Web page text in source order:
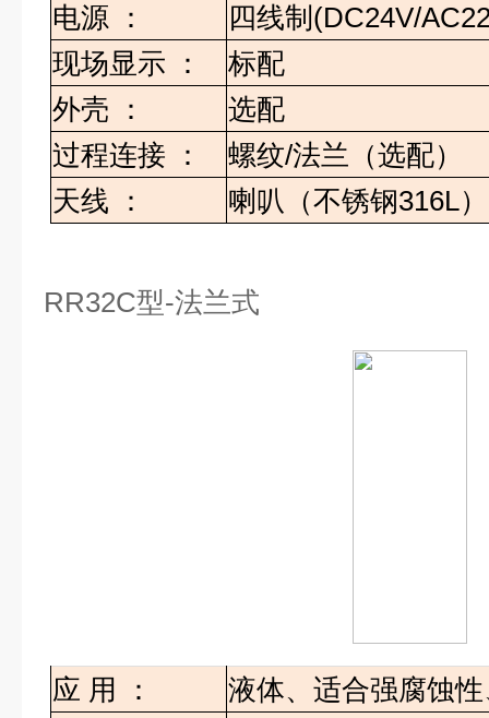
电源 ： 四线制 (DC24V/
现场显示
：
标配
外壳
：
选配
过程连接
： 螺纹/法兰（选配）
天线
： 喇叭（不锈钢316L）
RR32C型-法兰式
应 用 ：
液体、适合强腐蚀